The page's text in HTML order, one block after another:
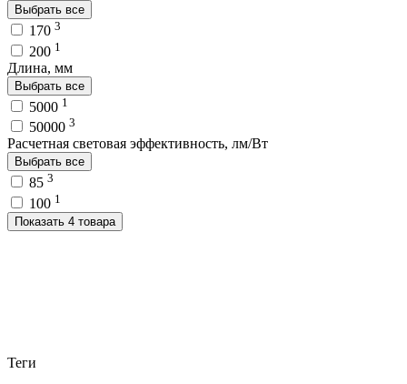
Выбрать все
170 3
200 1
Длина, мм
Выбрать все
5000 1
50000 3
Расчетная световая эффективность, лм/Вт
Выбрать все
85 3
100 1
Показать 4 товара
Теги